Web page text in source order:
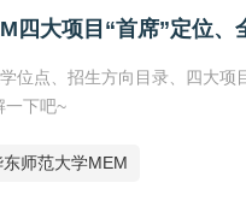
四大项目“首席”定位、
位点、招生方向目录、四大项
一下吧~
东师范大学MEM